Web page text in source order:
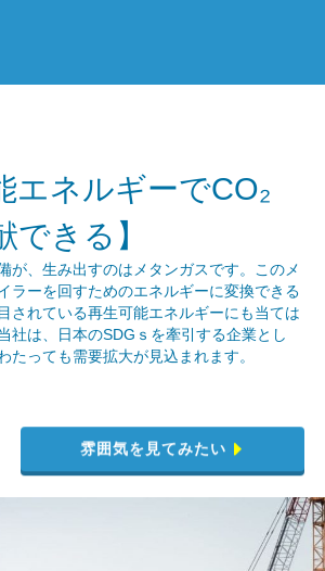
エネルギーでCO₂
できる】
が、生み出すのはメタンガスです。このメ
ラーを回すためのエネルギーに変換できる
されている再生可能エネルギーにも当ては
社は、日本のSDGｓを牽引する企業とし
たっても需要拡大が見込まれます。
雰囲気を見てみたい